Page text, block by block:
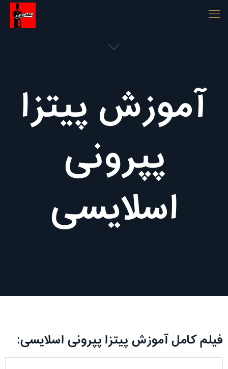
آموزش پیتزا
پپرونی
اسلایسی
فیلم کامل آموزش پیتزا پپرونی اسلایسی: